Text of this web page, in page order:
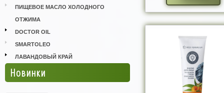
ПИЩЕВОЕ МАСЛО ХОЛОДНОГО
ОТЖИМА
DOCTOR OIL
SMARTOLEO
ЛАВАНДОВЫЙ КРАЙ
Новинки